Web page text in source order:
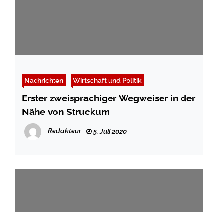
Nachrichten Wirtschaft und Politik
Erster zweisprachiger Wegweiser in der
Nähe von Struckum
Redakteur 5. Juli 2020